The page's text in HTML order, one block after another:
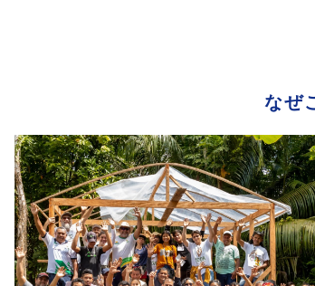
なぜ